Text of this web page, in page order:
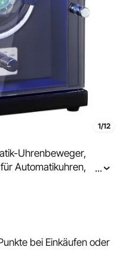
1/12
Uhrenbeweger,
Automatikuhren,
Platz für 1 Uhr, LED
...
bei Einkäufen oder